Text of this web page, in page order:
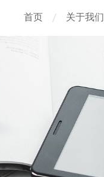
首页 关于我们